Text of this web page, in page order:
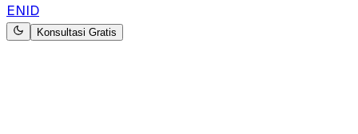
ENID
Konsultasi Gratis